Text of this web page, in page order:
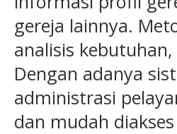
gereja lainnya.
analisis
Dengan adanya
administrasi
dan mudah